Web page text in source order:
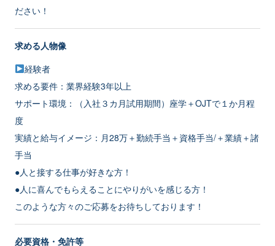
ださい！
求める人物像
経験者
求める要件：業界経験3年以上
サポート環境：（入社３カ月試用期間）座学＋OJTで１か月程
度
実績と給与イメージ：月28万＋勤続手当＋資格手当/＋業績＋諸
手当
●人と接する仕事が好きな方！
●人に喜んでもらえることにやりがいを感じる方！
このような方々のご応募をお待ちしております！
必要資格・免許等